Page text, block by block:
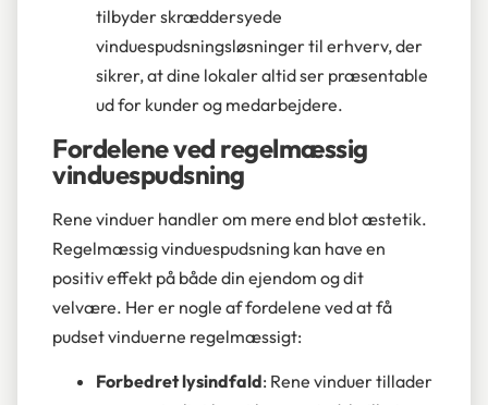
tilbyder skræddersyede
vinduespudsningsløsninger til erhverv, der
sikrer, at dine lokaler altid ser præsentable
ud for kunder og medarbejdere.
Fordelene ved regelmæssig
vinduespudsning
Rene vinduer handler om mere end blot æstetik.
Regelmæssig vinduespudsning kan have en
positiv effekt på både din ejendom og dit
velvære. Her er nogle af fordelene ved at få
pudset vinduerne regelmæssigt:
Forbedret lysindfald: Rene vinduer tillader